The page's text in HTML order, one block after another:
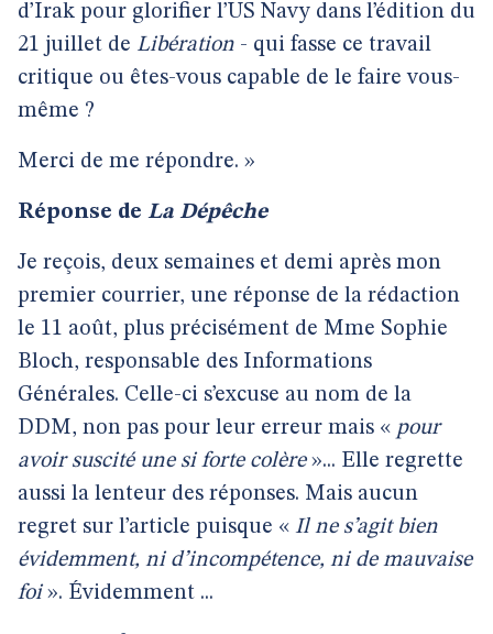
d’Irak pour glorifier l’US Navy dans l’édition du
21 juillet de Libération - qui fasse ce travail
critique ou êtes-vous capable de le faire vous-
même ?
Merci de me répondre. »
Réponse de La Dépêche
Je reçois, deux semaines et demi après mon
premier courrier, une réponse de la rédaction
le 11 août, plus précisément de Mme Sophie
Bloch, responsable des Informations
Générales. Celle-ci s’excuse au nom de la
DDM, non pas pour leur erreur mais « pour
avoir suscité une si forte colère»... Elle regrette
aussi la lenteur des réponses. Mais aucun
regret sur l’article puisque « Il ne s’agit bien
évidemment, ni d’incompétence, ni de mauvaise
foi». Évidemment ...